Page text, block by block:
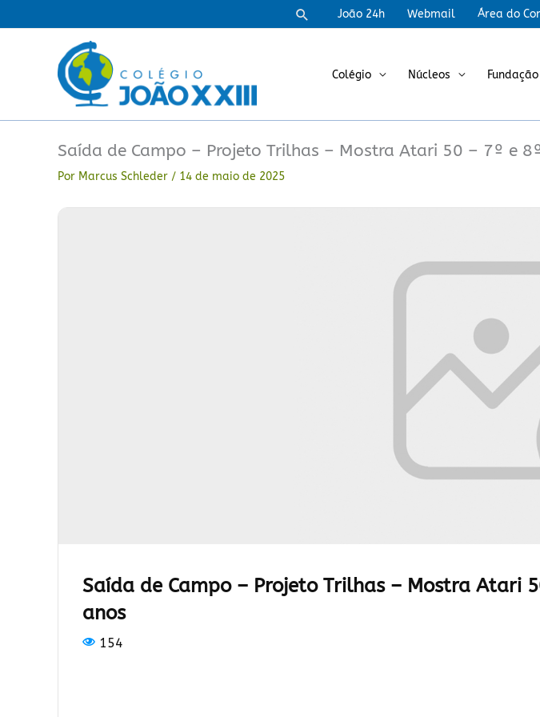
para
PesquisarJoão 24h Webmail Área do
Colégio Núcleos Fundação
Saída de Campo – Projeto Trilhas – Mostra Atari 50 – 7º e
Por Marcus Schleder / 14 de maio de 2025
Saída de Campo – Projeto Trilhas – Mostra Atari
anos
154